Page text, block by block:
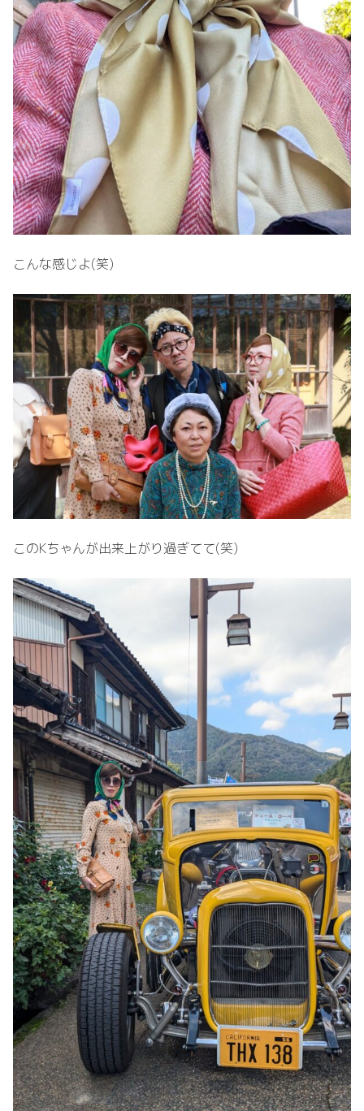
こんな感じよ(笑)
このKちゃんが出来上がり過ぎてて(笑)